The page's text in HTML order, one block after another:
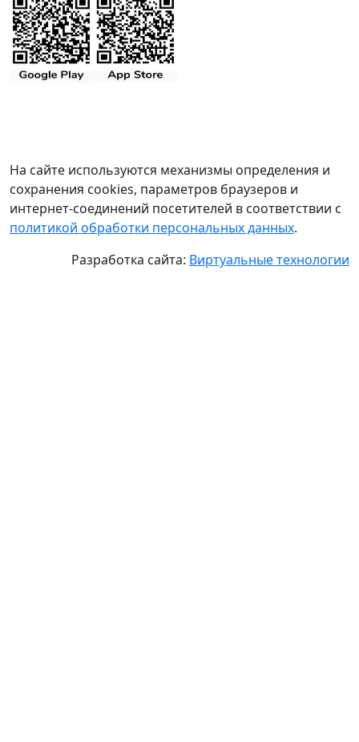
На сайте используются механизмы определения и
сохранения cookies, параметров браузеров и
интернет-соединений посетителей в соответствии с
политикой обработки персональных данных.
Разработка сайта: Виртуальные технологии